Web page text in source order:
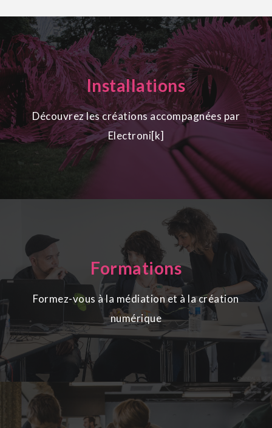
Installations
Découvrez les créations accompagnées par
Electroni[k]
Formations
Formez-vous à la médiation et à la création
numérique